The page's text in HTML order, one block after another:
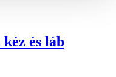
és láb